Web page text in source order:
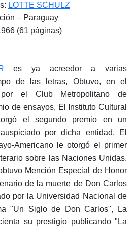
LOTTE SCHULZ
– Paraguay
(61 páginas)
es ya acreedor a varias
de las letras, Obtuvo, en el
por el Club Metropolitano de
de ensayos, El Instituto Cultural
el segundo premio en un
por dicha entidad. El
Americano le otorgó el primer
sobre las Naciones Unidas.
Mención Especial de Honor
de la muerte de Don Carlos
por la Universidad Nacional de
"Un Siglo de Don Carlos", La
su prestigio publicando "La